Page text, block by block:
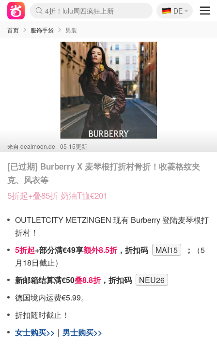
Boticinal 夏促开抢！
4折！lulu周四疯狂上新
还没结束！&OtherStories大促
Joybuy变相75折 随时失效
速领！Stanley独家85折
疑似霸哥！Camper额外叠85折
Zalando 奥莱闪促！每日更新
Moncler反季囤！5折起+叠9折
Coach Brooklyn仅€192
🇩🇪
DE
首页 服饰手袋 男装
来自 dealmoon.de 05-15更新
[已过期] Burberry X 麦琴根打折村骨折！收菱格纹夹
克、风衣等
5折起+叠85折 奶油T恤€201
OUTLETCITY METZINGEN 现有 Burberry 登陆麦琴根打
折村！
5折起+部分满€49享额外8.5折，折扣码 MAI15 ；
（5
月18日截止）
新邮箱结算满€50叠8.8折，折扣码
NEU26
德国境内运费€5.99。
折扣随时截止！
女士购买>> ｜ 男士购买>>